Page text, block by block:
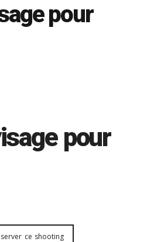
pour
pour
ce shooting